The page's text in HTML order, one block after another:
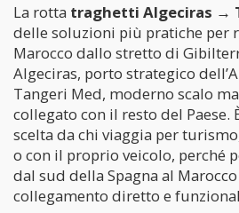
La rotta traghetti Algeciras →
delle soluzioni più pratiche per
Marocco dallo stretto di
Algeciras, porto strategico
Tangeri Med, moderno scalo
collegato con il resto del Paese.
scelta da chi viaggia per
o con il proprio veicolo, perché
dal sud della Spagna al
collegamento diretto e